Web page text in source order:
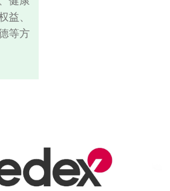
益、
等方